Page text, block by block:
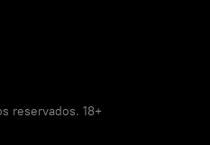
reservados. 18+